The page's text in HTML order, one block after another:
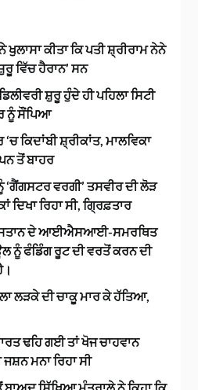
ਖੁਲਾਸਾ ਕੀਤਾ ਕਿ ਪਤੀ ਸ਼੍ਰੀਰਾਮ ਨੇਨੇ
ਵਿੱਚ ਹੈਰਾਨ’ ਸਨ
ਸ਼ੁਰੂ ਹੁੰਦੇ ਹੀ ਪਹਿਲਾ ਸਿਟੀ
ਨੂੰ ਸੌਂਪਿਆ
ਕਿਦਾਂਬੀ ਸ਼੍ਰੀਕਾਂਤ, ਮਾਲਵਿਕਾ
ਤੋਂ ਬਾਹਰ
‘ਗੈਂਗਸਟਰ ਵਰਗੀ’ ਤਸਵੀਰ ਦੀ ਲੋੜ
ਰਿਹਾ ਸੀ, ਗ੍ਰਿਫ਼ਤਾਰ
ਦੇ ਆਈਐਸਆਈ-ਸਮਰਥਿਤ
ਨੂੰ ਫੰਡਿੰਗ ਰੂਟ ਦੀ ਵਰਤੋਂ ਕਰਨ ਦੀ
ਲੜਕੇ ਦੀ ਚਾਕੂ ਮਾਰ ਕੇ ਹੱਤਿਆ,
ਢਹਿ ਗਈ ਤਾਂ ਖੋਜ ਚਾਹਵਾਨ
ਮਨਾ ਰਿਹਾ ਸੀ